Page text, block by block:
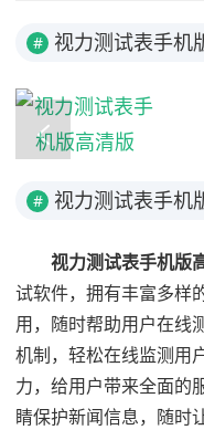
# 视力测试表手机
# 视力测试表手机
视力测试表手机版
试软件，拥有丰富多样
用，随时帮助用户在线
机制，轻松在线监测用
力，给用户带来全面的
睛保护新闻信息，随时